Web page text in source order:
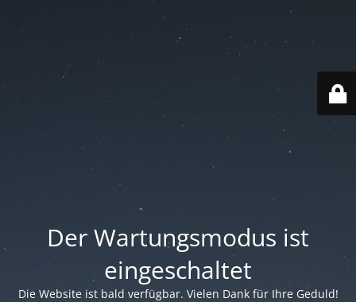
Der Wartungsmodus ist
eingeschaltet
Die Website ist bald verfügbar. Vielen Dank für Ihre Geduld!